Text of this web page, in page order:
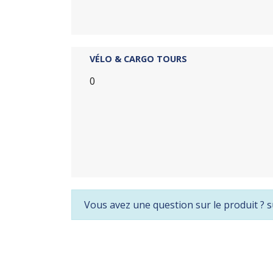
VÉLO & CARGO TOURS
0
Vous avez une question sur le produit ?